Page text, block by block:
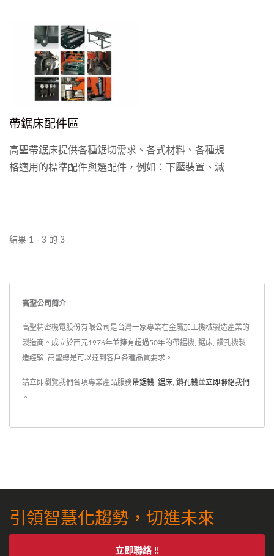
後的工序、可以更順暢更自動化。高聖50年來的豐
富經驗和自有機電程式研發、可以滿足客戶不同的
整廠整合方案、讓您的生產更有智慧及更自動。
帶鋸床配件區
高聖帶鋸床提供各種鋸切需求、各式材料、各種規
格適用的標準配件與選配件，例如：下壓裝置、減
求，提高精度、效率與安全的操作環境、讓您鋸切
結果 1 - 3 的 3
高聖公司簡介
高聖精密機電股份有限公司是台灣一家專業在金屬加工機械製造產業的
製造商。成立於西元1976年並擁有超過50年的帶鋸機, 鋸床, 鑽孔機製
造經驗, 高聖總是可以達到客戶各種品質要求。
請立即瀏覽我們各項專業產品服務帶鋸機 鋸床 鑽孔機並立即聯絡我們
。
引領智慧化趨勢，切進未來
立即聯絡 !!